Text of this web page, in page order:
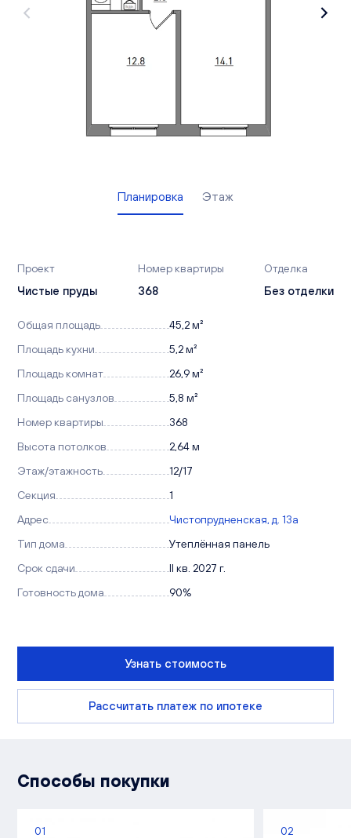
Вакансии
Офисы продаж
Планировка Этаж
Проект
Чистые пруды
Номер квартиры
368
Отделка
Без отделки
Общая площадь
45,2 м²
Площадь кухни
5,2 м²
Площадь комнат
26,9 м²
Площадь санузлов
5,8 м²
Номер квартиры
368
Высота потолков
2,64 м
Этаж/этажность
12/17
Секция
1
Адрес
Чистопрудненская, д. 13а
Тип дома
Утеплённая панель
Срок сдачи
II кв. 2027 г.
Готовность дома
90%
Узнать стоимость
Рассчитать платеж по ипотеке
Способы покупки
01 02